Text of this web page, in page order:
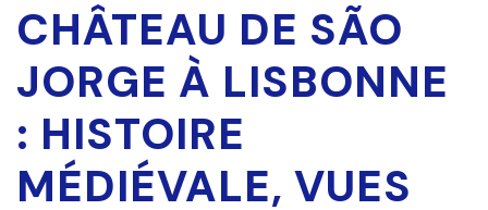
CHÂTEAU DE SÃO
JORGE À LISBONNE
: HISTOIRE
MÉDIÉVALE, VUES